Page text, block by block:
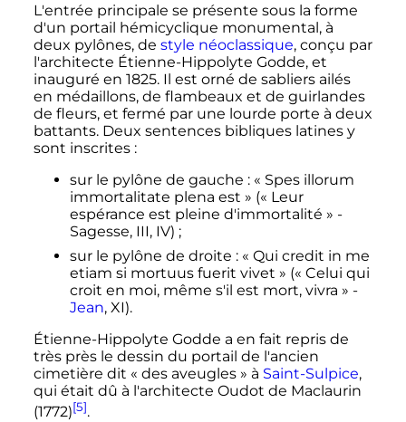
L'entrée principale se présente sous la forme
d'un portail hémicyclique monumental, à
deux pylônes, de style néoclassique, conçu par
l'architecte Étienne-Hippolyte Godde, et
inauguré en 1825. Il est orné de sabliers ailés
en médaillons, de flambeaux et de guirlandes
de fleurs, et fermé par une lourde porte à deux
battants. Deux sentences bibliques latines y
sont inscrites :
sur le pylône de gauche : « Spes illorum
immortalitate plena est » (« Leur
espérance est pleine d'immortalité » -
Sagesse, III, IV) ;
sur le pylône de droite : « Qui credit in me
etiam si mortuus fuerit vivet » (« Celui qui
croit en moi, même s'il est mort, vivra » -
Jean, XI).
Étienne-Hippolyte Godde a en fait repris de
très près le dessin du portail de l'ancien
cimetière dit « des aveugles » à Saint-Sulpice,
qui était dû à l'architecte Oudot de Maclaurin
(1772)[5].